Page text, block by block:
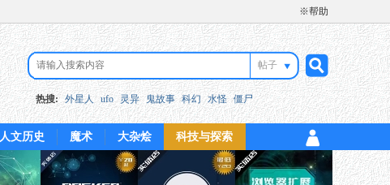
※帮助
帖子
搜
索
热搜: 外星人 ufo 灵异 鬼故事 科幻 水怪 僵尸
人文历史 魔术 大杂烩 科技与探索